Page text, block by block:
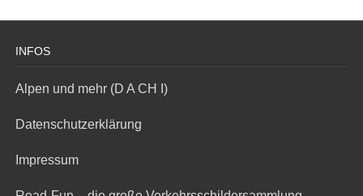
INFOS
Alpen und mehr (D A CH I)
Datenschutzerklärung
Impressum